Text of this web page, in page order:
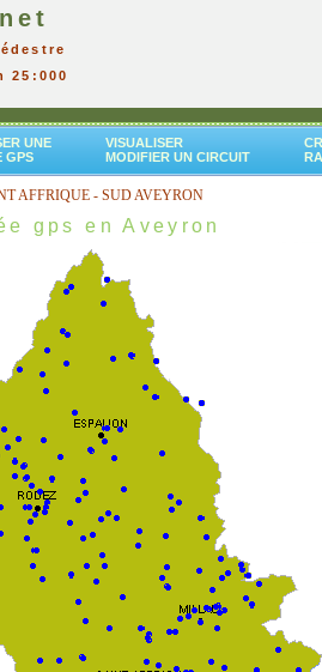
25:000
UNE
GPS
VISUALISER
MODIFIER UN CIRCUIT
AFFRIQUE - SUD AVEYRON
gps en Aveyron